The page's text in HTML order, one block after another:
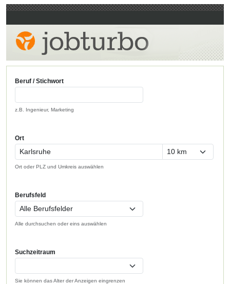
Beruf / Stichwort
z.B. Ingenieur, Marketing
Ort
Ort oder PLZ und Umkreis auswählen
Berufsfeld
Alle durchsuchen oder eins auswählen
Suchzeitraum
Sie können das Alter der Anzeigen eingrenzen